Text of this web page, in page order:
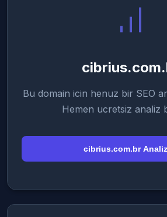
Bu domain icin henuz bir SEO
Hemen ucretsiz analiz
cibrius.com.br